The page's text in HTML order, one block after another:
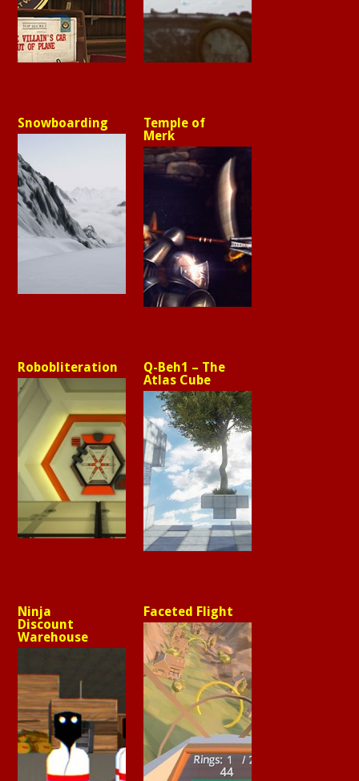
Snowboarding
Temple of
Merk
Robobliteration
Q-Beh1 – The
Atlas Cube
Ninja
Discount
Warehouse
Faceted Flight